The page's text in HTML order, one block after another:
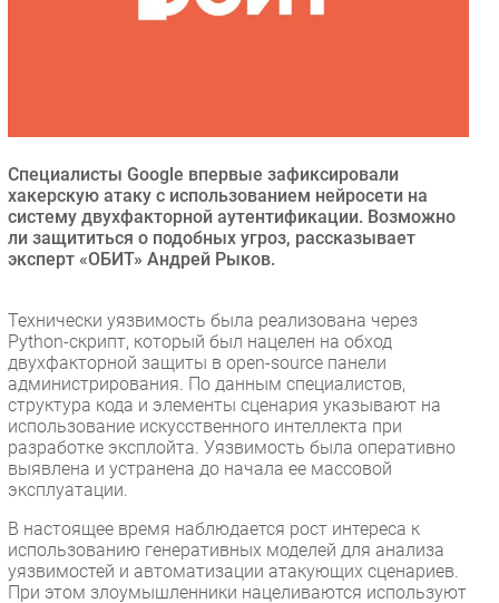
Оборудование
Регулирование
Финансы
Web
Безопасность
Инновации
Гаджеты
Здоровье
РАЗДЕЛЫ
Новости
Аналитика
Интервью
Мероприятия
Проекты
Специалисты Google впервые зафиксировали
хакерскую атаку с использованием нейросети на
систему двухфакторной аутентификации. Возможно
ли защититься о подобных угроз, рассказывает
эксперт «ОБИТ» Андрей Рыков.
Технически уязвимость была реализована через
Python-скрипт, который был нацелен на обход
двухфакторной защиты в open-source панели
администрирования. По данным специалистов,
структура кода и элементы сценария указывают на
использование искусственного интеллекта при
разработке эксплойта. Уязвимость была оперативно
выявлена и устранена до начала ее массовой
эксплуатации.
В настоящее время наблюдается рост интереса к
использованию генеративных моделей для анализа
уязвимостей и автоматизации атакующих сценариев.
При этом злоумышленники нацеливаются используют